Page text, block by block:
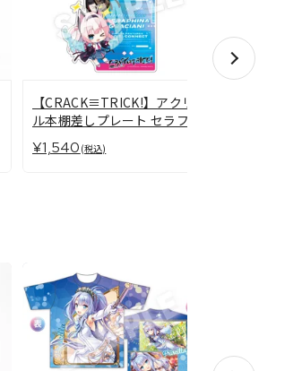
【CRACK≡TRICK!】アクリ
ル本棚差しプレート セラフィ
¥1,540 (税込)